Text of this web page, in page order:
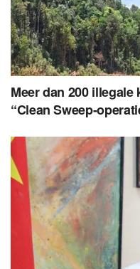
Meer dan 200
“Clean Sweep-